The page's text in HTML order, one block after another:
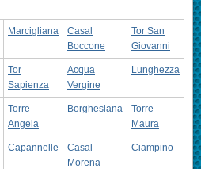
Marcigliana
Casal
Boccone
Tor San
Giovanni
Tor
Sapienza
Acqua
Vergine
Lunghezza
Torre
Angela
Borghesiana
Torre
Maura
Capannelle
Casal
Morena
Ciampino